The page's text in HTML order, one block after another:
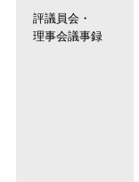
評議員会・
理事会議事録